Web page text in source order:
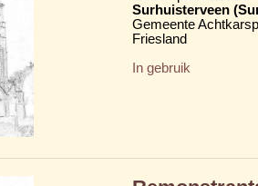
Surhuisterveen
Gemeente
Friesland
In gebruik